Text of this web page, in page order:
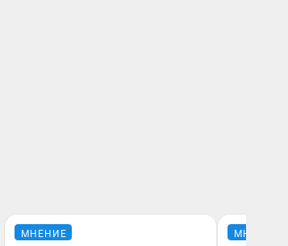
МНЕНИЕ МНЕНИЕ